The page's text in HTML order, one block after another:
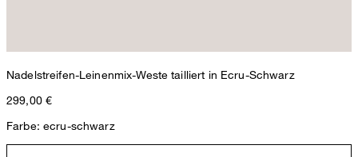
Nadelstreifen-Leinenmix-Weste tailliert in Ecru-Schwarz
299,00 €
Farbe: ecru-schwarz